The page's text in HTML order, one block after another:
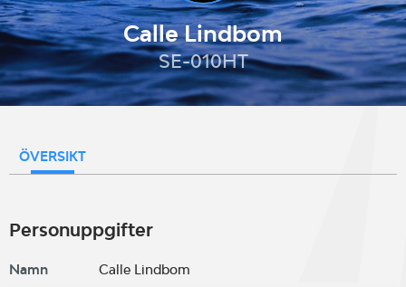
Calle Lindbom
SE-010HT
ÖVERSIKT
Personuppgifter
Namn
Calle Lindbom